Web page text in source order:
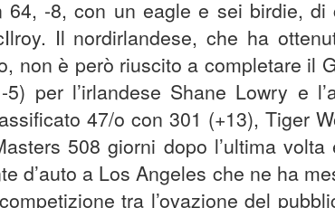
64, -8, con un eagle e sei birdie, di
Il nordirlandese, che ha
non è però riuscito a completare il
per l’irlandese Shane Lowry e
47/o con 301 (+13), Tiger
508 giorni dopo l’ultima
d’auto a Los Angeles che ne ha
tra l’ovazione del